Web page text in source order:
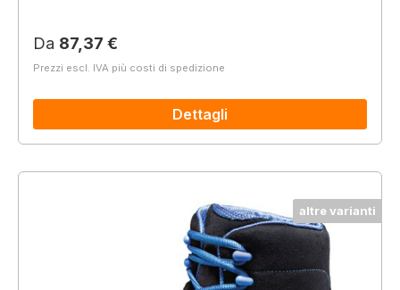
Prezzo normale:
Da 87,37 €
Prezzi escl. IVA più costi di spedizione
Dettagli
altre varianti